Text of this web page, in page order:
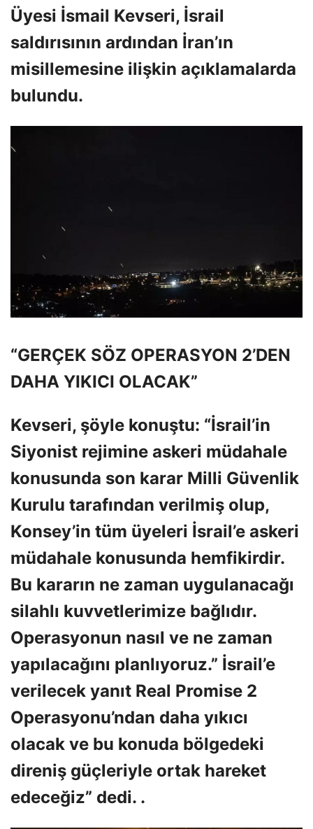
Üyesi İsmail Kevseri, İsrail
saldırısının ardından İran’ın
misillemesine ilişkin açıklamalarda
bulundu.
“GERÇEK SÖZ OPERASYON 2’DEN
DAHA YIKICI OLACAK”
Kevseri, şöyle konuştu: “İsrail’in
Siyonist rejimine askeri müdahale
konusunda son karar Milli Güvenlik
Kurulu tarafından verilmiş olup,
Konsey’in tüm üyeleri İsrail’e askeri
müdahale konusunda hemfikirdir.
Bu kararın ne zaman uygulanacağı
silahlı kuvvetlerimize bağlıdır.
Operasyonun nasıl ve ne zaman
yapılacağını planlıyoruz.” İsrail’e
verilecek yanıt Real Promise 2
Operasyonu’ndan daha yıkıcı
olacak ve bu konuda bölgedeki
direniş güçleriyle ortak hareket
edeceğiz” dedi. .